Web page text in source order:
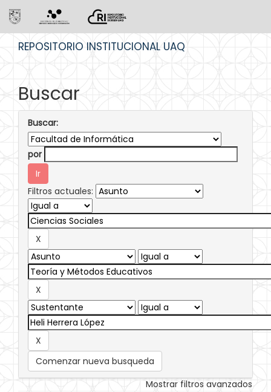
REPOSITORIO INSTITUCIONAL UAQ
Buscar
Buscar:
por
Filtros actuales:
Comenzar nueva busqueda
Mostrar filtros avanzados